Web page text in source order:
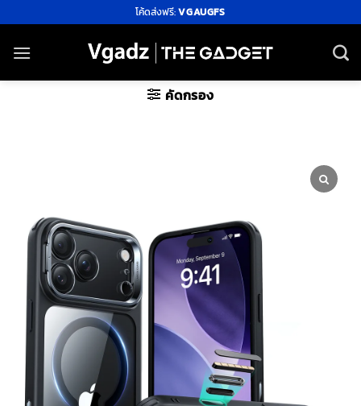
ไป
ยัง
โค้ดส่งฟรี:VGAUGFS
คัดกรอง